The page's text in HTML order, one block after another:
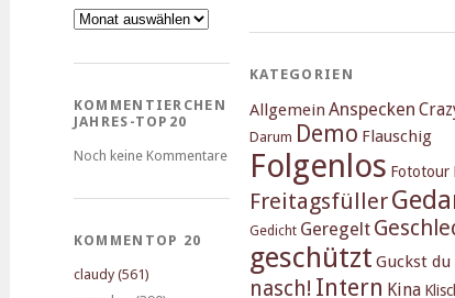
Archiv
KOMMENTIERCHEN
JAHRES-TOP20
Noch keine Kommentare
KOMMENTOP 20
claudy (561)
KATEGORIEN
Allgemein Anspecken
Darum Demo Flauschig
Folgenlos Fototour
Freitagsfüller
Gedicht Geregelt
geschützt Guckst du
nasch! Intern Kina